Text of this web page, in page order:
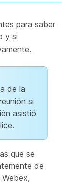
para saber
y si
de la
si
asistió
que se
de